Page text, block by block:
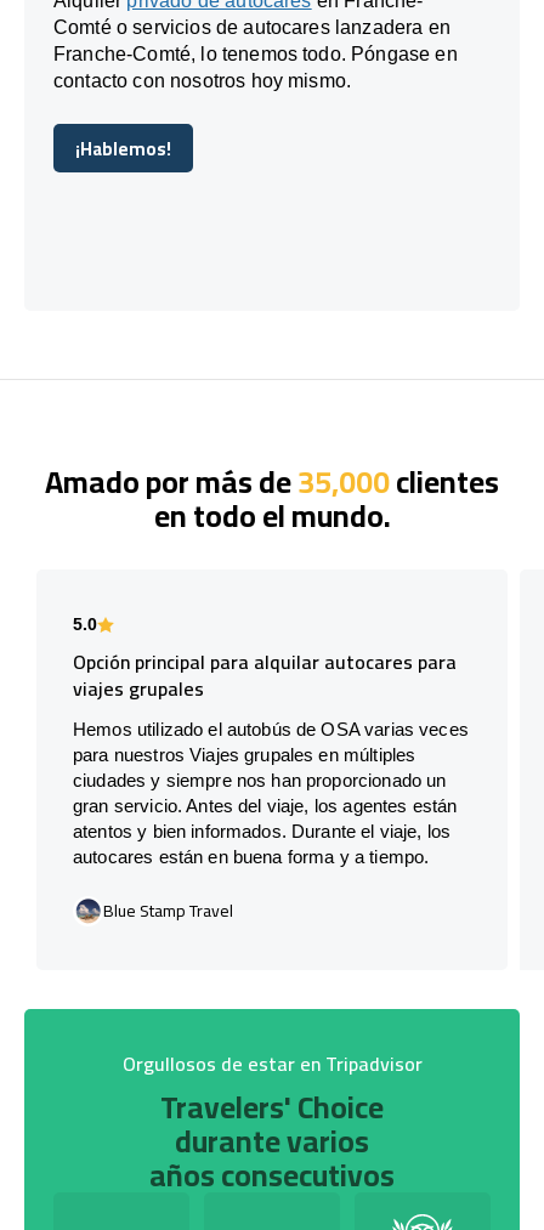
Comté o servicios de autocares lanzadera en
Franche-Comté, lo tenemos todo. Póngase en
contacto con nosotros hoy mismo.
¡Hablemos!
¡Hablemos!
Amado por más de35,000clientes
en todo el mundo.
5.0
Opción principal para alquilar autocares para
viajes grupales
Hemos utilizado el autobús de OSA varias veces
para nuestros Viajes grupales en múltiples
ciudades y siempre nos han proporcionado un
gran servicio. Antes del viaje, los agentes están
atentos y bien informados. Durante el viaje, los
autocares están en buena forma y a tiempo.
Blue Stamp Travel
Orgullosos de estar en Tripadvisor
Travelers' Choice
durante varios
años consecutivos